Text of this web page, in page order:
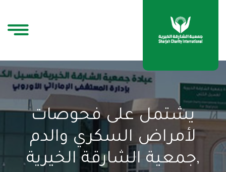
يشتمل على فحوصات
لأمراض السكري والدم
,جمعية الشارقة الخيرية